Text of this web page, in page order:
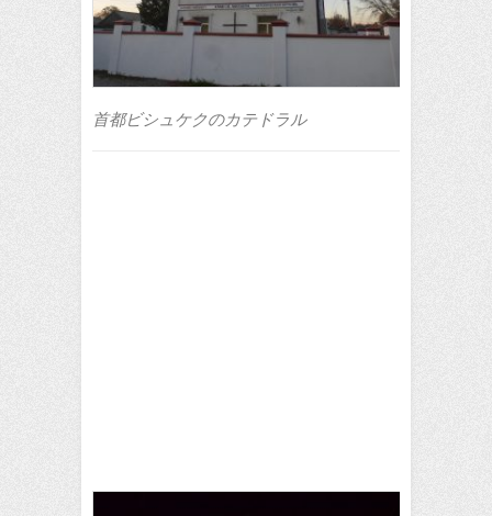
首都ビシュケクのカテドラル